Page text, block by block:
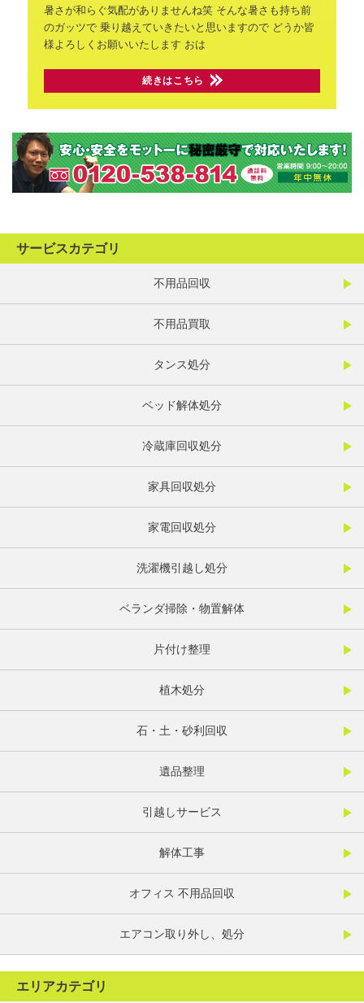
暑さが和らぐ気配がありませんね笑 そんな暑さも持ち前
のガッツで乗り越えていきたいと思いますのでどうか皆
様よろしくお願いいたします おは
続きはこちら
サービスカテゴリ
不用品回収
不用品買取
タンス処分
ベッド解体処分
冷蔵庫回収処分
家具回収処分
家電回収処分
洗濯機引越し処分
ベランダ掃除・物置解体
片付け整理
植木処分
石・土・砂利回収
遺品整理
引越しサービス
解体工事
オフィス 不用品回収
エアコン取り外し、処分
エリアカテゴリ